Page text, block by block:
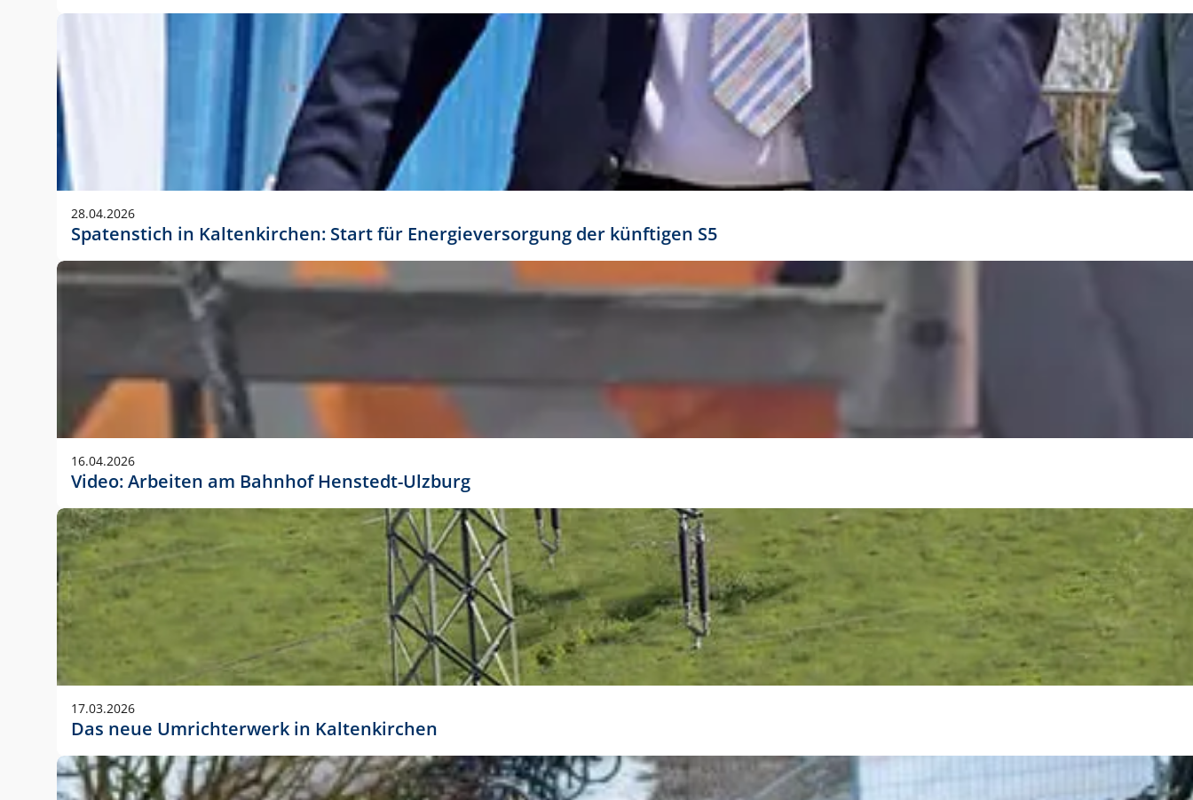
Anwendungsgröße im Layout:
Die Logohöhe beträgt 4 – 10 % der jeweiligen Formathöhe. Daraus ergeben sich für gängige Formate
folgende fest definierte Anwendungsgrößen im Layout:
DIN A3 – 15 mm hoch (5 %)
DIN A1 – 39 mm hoch (5 %)
DIN lang – 10 mm hoch (5 %)
1080 x 1080 px – 78 px hoch (7 %)
In Ausnahmefällen darf das Logo jedoch auch größer oder kleiner gesetzt werden. Dazu bedarf es jedoch
stets der vorherigen Absprache mit der Marketingabteilung.
28.04.2026
Spatenstich in Kaltenkirchen: Start für Energieversorgung der künftigen S5
16.04.2026
Video: Arbeiten am Bahnhof Henstedt-Ulzburg
17.03.2026
Das neue Umrichterwerk in Kaltenkirchen